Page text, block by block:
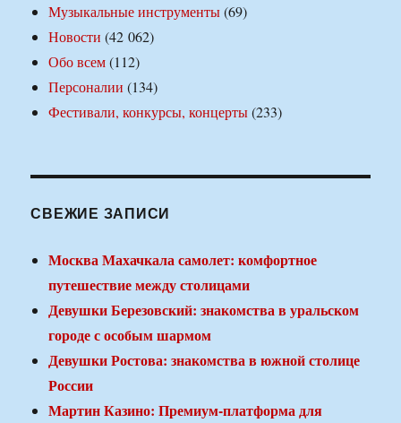
Музыкальные инструменты(69)
Новости (42 062)
Обо всем(112)
Персоналии (134)
Фестивали, конкурсы, концерты(233)
СВЕЖИЕ ЗАПИСИ
Москва Махачкала самолет: комфортное
путешествие между столицами
Девушки Березовский: знакомства в уральском
городе с особым шармом
Девушки Ростова: знакомства в южной столице
России
Мартин Казино: Премиум-платформа для